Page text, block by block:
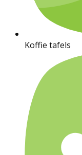
Koffie tafels